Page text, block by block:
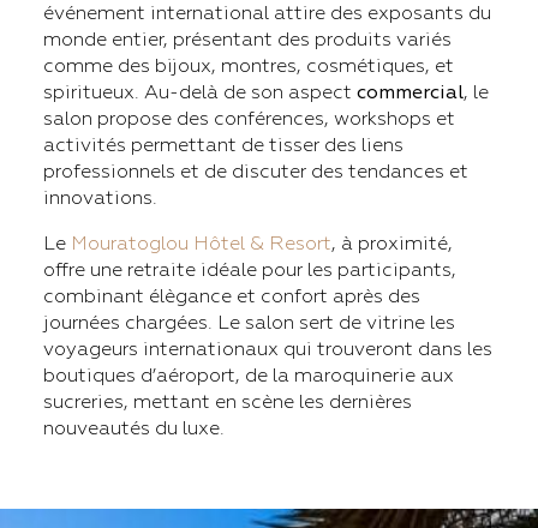
événement international attire des exposants du
monde entier, présentant des produits variés
comme des bijoux, montres, cosmétiques, et
spiritueux. Au-delà de son aspect commercial, le
salon propose des conférences, workshops et
activités permettant de tisser des liens
professionnels et de discuter des tendances et
innovations.
Le Mouratoglou Hôtel & Resort, à proximité,
offre une retraite idéale pour les participants,
combinant élègance et confort après des
journées chargées. Le salon sert de vitrine les
voyageurs internationaux qui trouveront dans les
boutiques d’aéroport, de la maroquinerie aux
sucreries, mettant en scène les dernières
nouveautés du luxe.